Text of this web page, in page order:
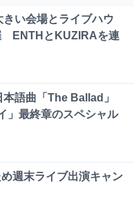
い会場とライブハウ
ENTHとKUZIRAを連
語曲「The Ballad」
」最終章のスペシャル
週末ライブ出演キャン